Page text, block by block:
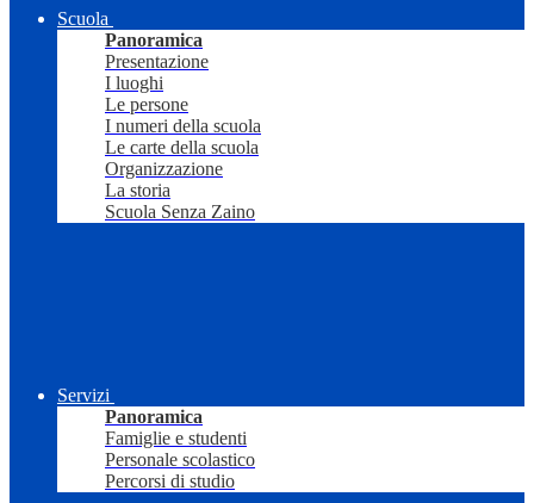
Scuola
Panoramica
Presentazione
I luoghi
Le persone
I numeri della scuola
Le carte della scuola
Organizzazione
La storia
Scuola Senza Zaino
Servizi
Panoramica
Famiglie e studenti
Personale scolastico
Percorsi di studio